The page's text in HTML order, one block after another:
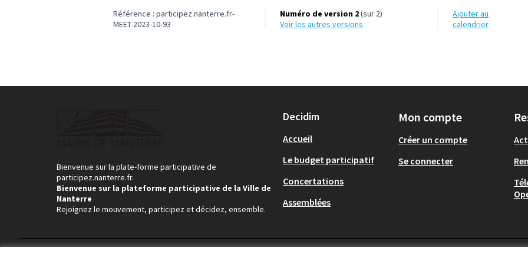
Référence : participez.nanterre.fr-
MEET-2023-10-93
Numéro de version 2(sur 2)
voir les autres versions
Ajouter au
calendrier
Bienvenue sur la plate-forme participative de
participez.nanterre.fr.
Bienvenue sur la plateforme participative de la Ville de
Nanterre
Rejoignez le mouvement, participez et décidez, ensemble.
Decidim
Accueil
Le budget participatif
Concertations
Assemblées
Mon compte
Créer un compte
Se connecter